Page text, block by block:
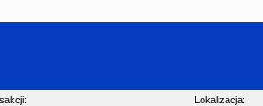
Lokalizacja: